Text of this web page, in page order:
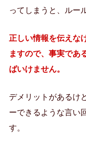
ってしまうと、ルー
正しい情報を伝えな
ますので、事実であ
ばいけません。
デメリットがあるけ
ーできるような言い
す。